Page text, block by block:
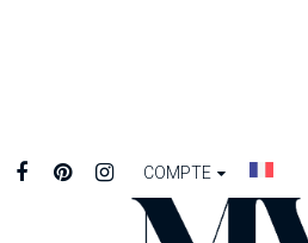
COMPTE